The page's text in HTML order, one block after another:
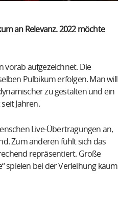
an Relevanz. 2022 möchte
vorab aufgezeichnet. Die
Pulbikum erfolgen. Man will
zu gestalten und ein
Jahren.
Live-Übertragungen an,
Zum anderen fühlt sich das
repräsentiert. Große
spielen bei der Verleihung kaum